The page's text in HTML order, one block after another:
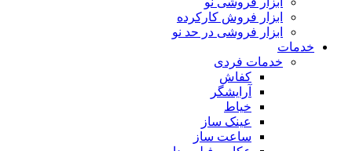
ابزار فروش کارکرده
ابزار فروشی در حد نو
خدمات
خدمات فردی
کفاش
آرایشگر
خیاط
عینک ساز
ساعت ساز